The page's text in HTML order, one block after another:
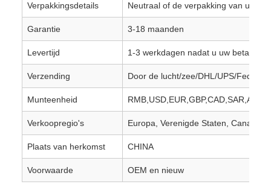
Verpakkingsdetails Neutraal of de verpakking van uw
Garantie 3-18 maanden
Levertijd 1-3 werkdagen nadat u uw betaling
Verzending Door de lucht/zee/DHL/UPS/Fedex/
Munteenheid
Verkoopregio's Europa, Verenigde Staten, Canada,
Plaats van herkomst CHINA
Voorwaarde OEM en nieuw